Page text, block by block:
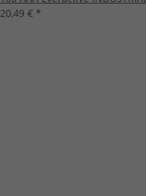
20,49 € *